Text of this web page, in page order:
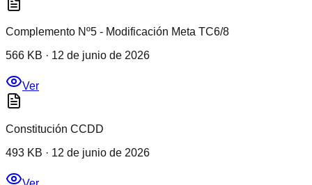
Complemento Nº5 - Modificación Meta TC6/8
566 KB · 12 de junio de 2026
Ver
Constitución CCDD
493 KB · 12 de junio de 2026